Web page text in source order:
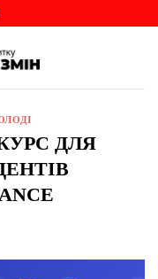
ДЛЯ